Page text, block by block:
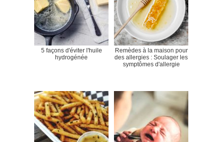
5 façons d'éviter l'huile
hydrogénée
Remèdes à la maison pour
des allergies : Soulager les
symptômes d'allergie